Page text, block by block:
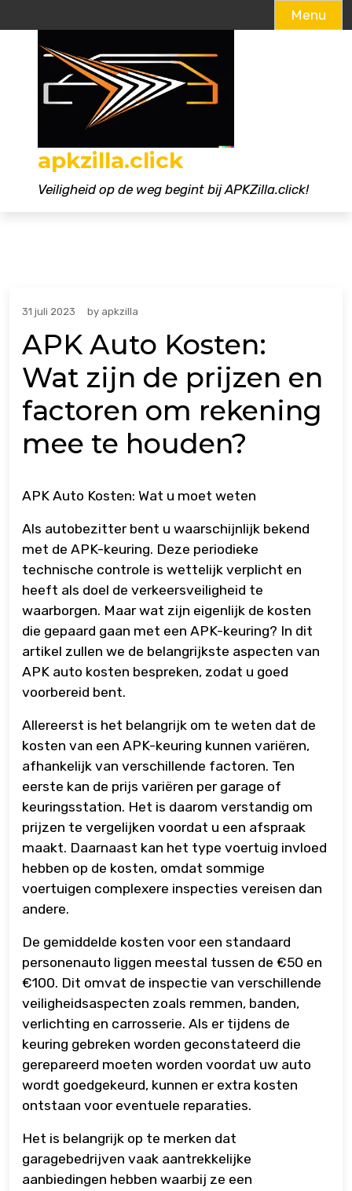
Menu
apkzilla.click
Veiligheid op de weg begint bij APKZilla.click!
31 juli 2023 by apkzilla
APK Auto Kosten:
Wat zijn de prijzen en
factoren om rekening
mee te houden?
APK Auto Kosten: Wat u moet weten
Als autobezitter bent u waarschijnlijk bekend
met de APK-keuring. Deze periodieke
technische controle is wettelijk verplicht en
heeft als doel de verkeersveiligheid te
waarborgen. Maar wat zijn eigenlijk de kosten
die gepaard gaan met een APK-keuring? In dit
artikel zullen we de belangrijkste aspecten van
APK auto kosten bespreken, zodat u goed
voorbereid bent.
Allereerst is het belangrijk om te weten dat de
kosten van een APK-keuring kunnen variëren,
afhankelijk van verschillende factoren. Ten
eerste kan de prijs variëren per garage of
keuringsstation. Het is daarom verstandig om
prijzen te vergelijken voordat u een afspraak
maakt. Daarnaast kan het type voertuig invloed
hebben op de kosten, omdat sommige
voertuigen complexere inspecties vereisen dan
andere.
De gemiddelde kosten voor een standaard
personenauto liggen meestal tussen de €50 en
€100. Dit omvat de inspectie van verschillende
veiligheidsaspecten zoals remmen, banden,
verlichting en carrosserie. Als er tijdens de
keuring gebreken worden geconstateerd die
gerepareerd moeten worden voordat uw auto
wordt goedgekeurd, kunnen er extra kosten
ontstaan voor eventuele reparaties.
Het is belangrijk op te merken dat
garagebedrijven vaak aantrekkelijke
aanbiedingen hebben waarbij ze een